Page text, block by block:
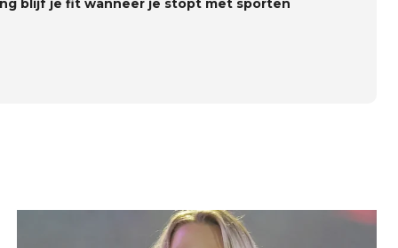
blijf je fit wanneer je stopt met sporten